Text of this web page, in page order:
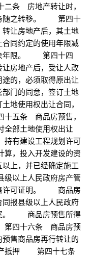
条 房地产转让时，
务随之转移。 第四十
让房地产后，其土地
同约定的使用年限减
余年限。 第四十四
房地产后，受让人改
的，必须取得原出让
门的同意，签订土地
地使用权出让合同，
五条 商品房预售，
部土地使用权出让
有建设工程规划许可
，投入开发建设的资
上，并已经确定施工
以上人民政府房产管
售许可证明。 商品房
报县级以上人民政府
案。 商品房预售所得
四十六条 商品房预
售商品房再行转让的
产抵押 第四十七条